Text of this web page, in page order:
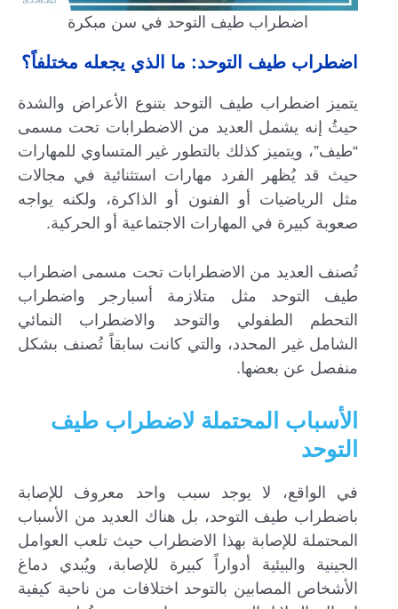
اضطراب طيف التوحد في سن مبكرة
اضطراب طيف التوحد: ما الذي يجعله مختلفاً؟
يتميز اضطراب طيف التوحد بتنوع الأعراض والشدة
حيثُ إنه يشمل العديد من الاضطرابات تحت مسمى
“طيف”، ويتميز كذلك بالتطور غير المتساوي للمهارات
حيث قد يُظهر الفرد مهارات استثنائية في مجالات
مثل الرياضيات أو الفنون أو الذاكرة، ولكنه يواجه
صعوبة كبيرة في المهارات الاجتماعية أو الحركية.
تُصنف العديد من الاضطرابات تحت مسمى اضطراب
طيف التوحد مثل متلازمة أسبارجر واضطراب
التحطم الطفولي والتوحد والاضطراب النمائي
الشامل غير المحدد، والتي كانت سابقاً تُصنف بشكل
منفصل عن بعضها.
الأسباب المحتملة لاضطراب طيف
التوحد
في الواقع، لا يوجد سبب واحد معروف للإصابة
باضطراب طيف التوحد، بل هناك العديد من الأسباب
المحتملة للإصابة بهذا الاضطراب حيث تلعب العوامل
الجينية والبيئية أدواراً كبيرة للإصابة، ويُبدي دماغ
الأشخاص المصابين بالتوحد اختلافات من ناحية كيفية